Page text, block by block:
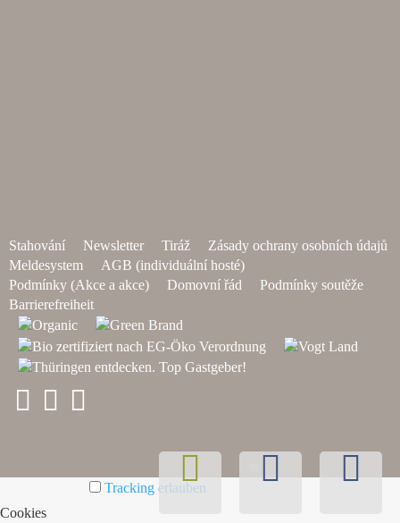
Stahování Newsletter Tiráž
Zásady ochrany osobních údajů
Meldesystem
AGB (individuální hosté)
Podmínky (Akce a akce)
Domovní řád
Podmínky soutěže
Barrierefreiheit
Tracking erlauben
Cookies